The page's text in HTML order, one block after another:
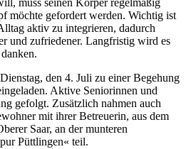
muss seinen Körper regelmäßig
möchte gefordert werden. Wichtig ist
aktiv zu integrieren, dadurch
und zufriedener. Langfristig wird es
den 4. Juli zu einer Begehung
Aktive Seniorinnen und
gefolgt. Zusätzlich nahmen auch
mit ihrer Betreuerin, aus dem
Saar, an der munteren
Püttlingen« teil.